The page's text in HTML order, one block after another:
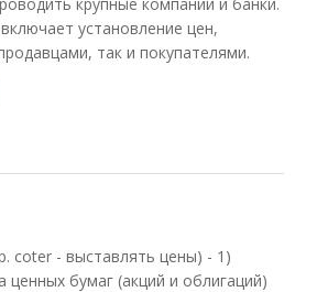
установление цен,
так и покупателями.
- выставлять цены) - 1)
ценных бумаг (акций и облигаций)